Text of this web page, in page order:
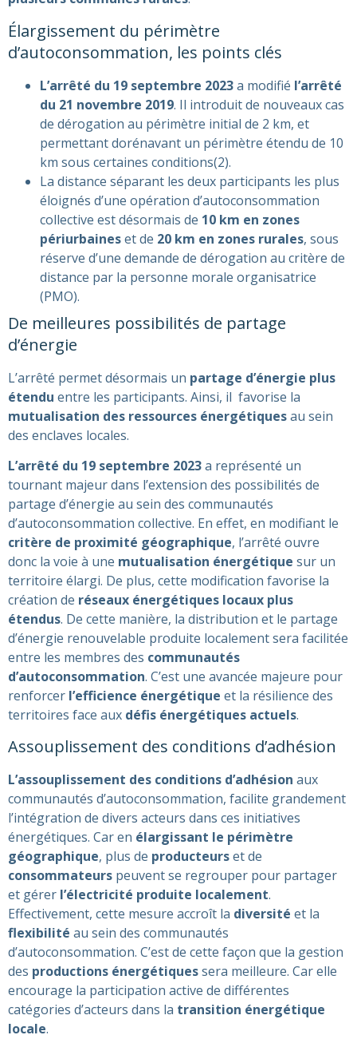
Élargissement du périmètre
d’autoconsommation, les points clés
L’arrêté du 19 septembre 2023a modifié l’arrêté
du 21 novembre 2019. Il introduit de nouveaux cas
de dérogation au périmètre initial de 2 km, et
permettant dorénavant un périmètre étendu de 10
km sous certaines conditions​(2)​.
La distance séparant les deux participants les plus
éloignés d’une opération d’autoconsommation
collective est désormais de 10 km en zones
périurbaineset de 20 km en zones rurales, sous
réserve d’une demande de dérogation au critère de
distance par la personne morale organisatrice
(PMO)​​.
De meilleures possibilités de partage
d’énergie
L’arrêté permet désormais un partage d’énergie plus
étendu entre les participants. Ainsi, il favorise la
mutualisation des ressources énergétiquesau sein
des enclaves locales.
L’arrêté du 19 septembre 2023a représenté un
tournant majeur dans l’extension des possibilités de
partage d’énergie au sein des communautés
d’autoconsommation collective. En effet, en modifiant le
critère de proximité géographique, l’arrêté ouvre
donc la voie à une mutualisation énergétique sur un
territoire élargi​. De plus, cette modification favorise la
création de réseaux énergétiques locaux plus
étendus. De cette manière, la distribution et le partage
d’énergie renouvelable produite localement sera facilitée
entre les membres des communautés
d’autoconsommation. C’est une avancée majeure pour
renforcer l’efficience énergétique et la résilience des
territoires face aux défis énergétiques actuels.
Assouplissement des conditions d’adhésion
L’assouplissement des conditions d’adhésion aux
communautés d’autoconsommation, facilite grandement
l’intégration de divers acteurs dans ces initiatives
énergétiques. Car en élargissant le périmètre
géographique, plus de producteurset de
consommateurs peuvent se regrouper pour partager
et gérer l’électricité produite localement.
Effectivement, cette mesure accroît la diversité et la
flexibilité au sein des communautés
d’autoconsommation. C’est de cette façon que la gestion
des productions énergétiquessera meilleure. Car elle
encourage la participation active de différentes
catégories d’acteurs dans la transition énergétique
locale.